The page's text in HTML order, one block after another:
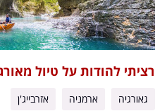
רציתי להודות על טיול
גאורגיה ארמניה אזרבייג'ן